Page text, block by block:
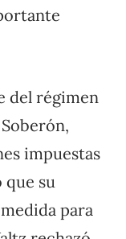
del régimen
impuestas
que su
para